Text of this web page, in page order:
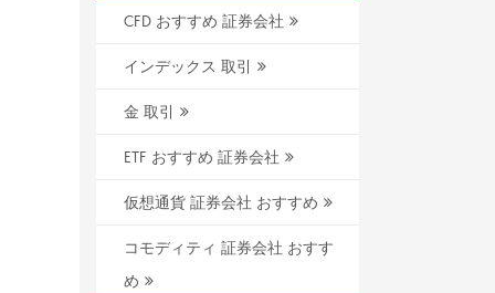
CFD おすすめ 証券会社
インデックス 取引
金 取引
ETF おすすめ 証券会社
仮想通貨 証券会社 おすすめ
コモディティ 証券会社 おすす
め